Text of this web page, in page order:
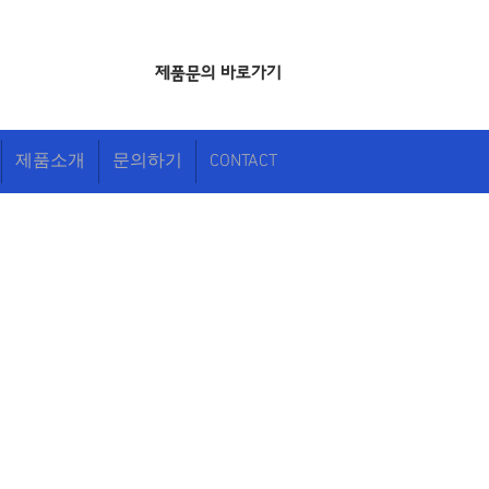
​제품문의 바로가기
제품소개 문의하기 CONTACT